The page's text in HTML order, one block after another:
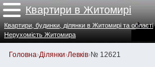
Квартири в Житомирі
Квартири, будинки, ділянки в Житомирі та області
Нерухомість Житомира
Головна›Ділянки›Левків›№ 12621